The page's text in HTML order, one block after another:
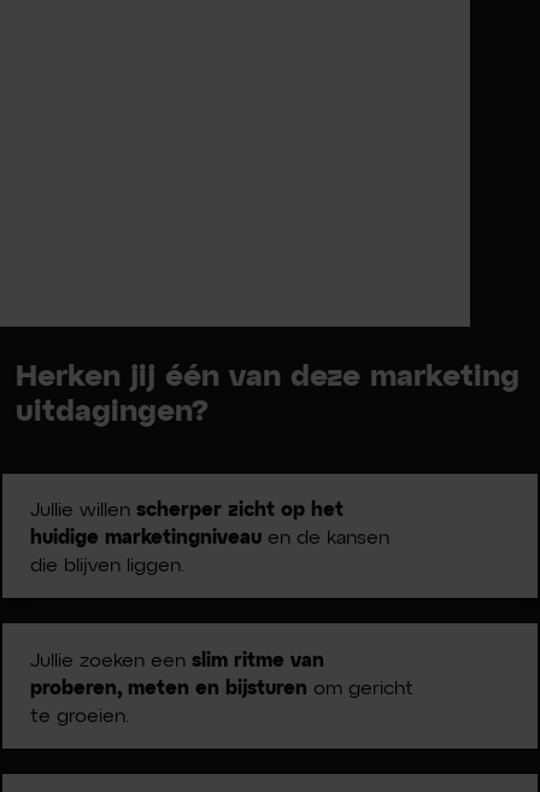
Herken jij één van deze marketing
uitdagingen?
Jullie willen scherper zicht op het
huidige marketingniveau en de kansen
die blijven liggen.
Jullie zoeken een slim ritme van
proberen, meten en bijsturen om gericht
te groeien.